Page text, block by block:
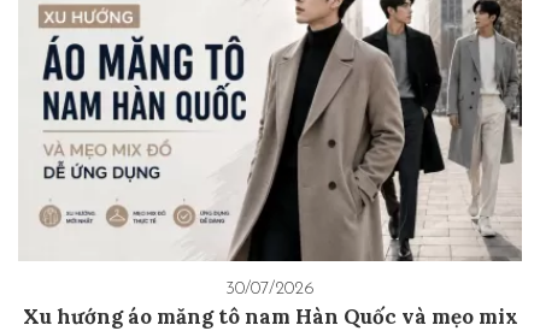
30/07/2026
Xu hướng áo măng tô nam Hàn Quốc và mẹo mix